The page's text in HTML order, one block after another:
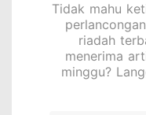
Tidak mahu
riadah
menerima
minggu?